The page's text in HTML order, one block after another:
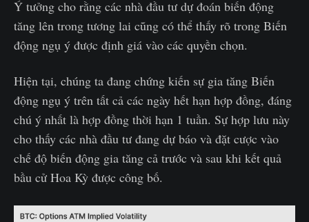
Ý tưởng cho rằng các nhà đầu tư dự đoán biến động
tăng lên trong tương lai cũng có thể thấy rõ trong Biến
động ngụ ý được định giá vào các quyền chọn.
Hiện tại, chúng ta đang chứng kiến sự gia tăng Biến
động ngụ ý trên tất cả các ngày hết hạn hợp đồng, đáng
chú ý nhất là hợp đồng thời hạn 1 tuần. Sự hợp lưu này
cho thấy các nhà đầu tư đang dự báo và đặt cược vào
chế độ biến động gia tăng cả trước và sau khi kết quả
bầu cử Hoa Kỳ được công bố.